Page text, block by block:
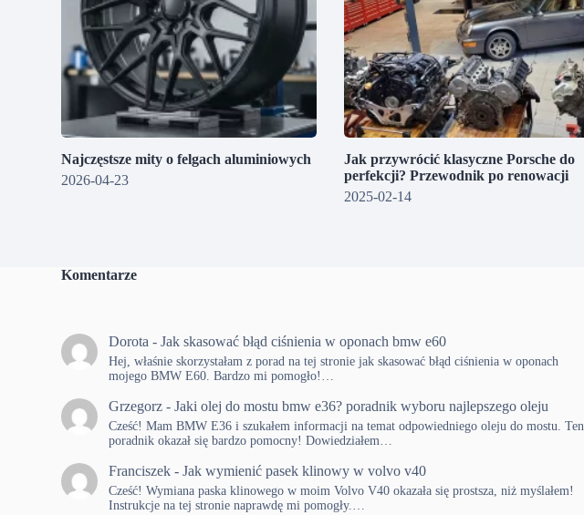
Najczęstsze mity o felgach aluminiowych
2026-04-23
Jak przywrócić klasyczne Porsche do
perfekcji? Przewodnik po renowacji
2025-02-14
Komentarze
Dorota -Jak skasować błąd ciśnienia w oponach bmw e60
Hej, właśnie skorzystałam z porad na tej stronie jak skasować błąd ciśnienia w oponach
mojego BMW E60. Bardzo mi pomogło!…
Grzegorz -Jaki olej do mostu bmw e36? poradnik wyboru najlepszego oleju
Cześć! Mam BMW E36 i szukałem informacji na temat odpowiedniego oleju do mostu. Ten
poradnik okazał się bardzo pomocny! Dowiedziałem…
Franciszek -Jak wymienić pasek klinowy w volvo v40
Cześć! Wymiana paska klinowego w moim Volvo V40 okazała się prostsza, niż myślałem!
Instrukcje na tej stronie naprawdę mi pomogły.…